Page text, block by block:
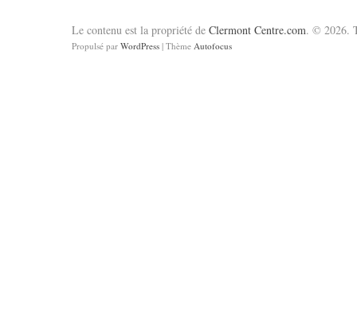
Le contenu est la propriété de Clermont Centre.com. © 2026.
Propulsé par WordPress | Thème Autofocus